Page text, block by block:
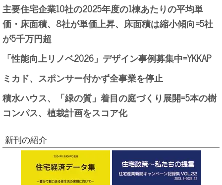
主要住宅企業10社の2025年度の1棟あたりの平均単
価・床面積、8社が単価上昇、床面積は縮小傾向=5社
が5千万円超
「性能向上リノベ2026」デザイン事例募集中=YKKAP
ミカド、スポンサー付かず全事業を停止
積水ハウス、「緑の質」着目の庭づくり展開=5本の樹
コンパス、植栽計画をスコア化
新刊の紹介